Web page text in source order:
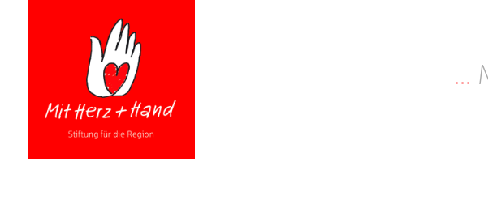
Niemand ist nutzlos
in dieser Welt, der
einem anderen die
Bürde leichter macht.
...